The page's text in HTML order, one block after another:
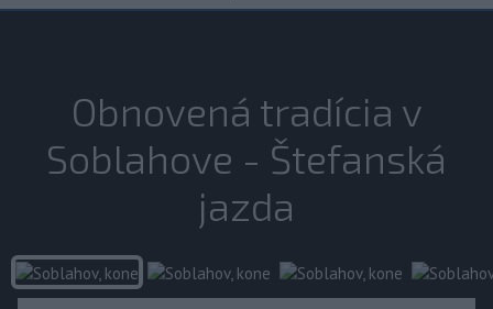
Obnovená tradícia v
Soblahove - Štefanská
jazda